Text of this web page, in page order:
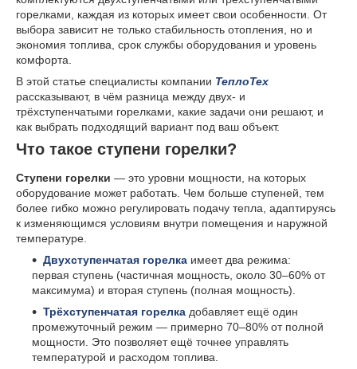
горелками, каждая из которых имеет свои особенности. От
выбора зависит не только стабильность отопления, но и
экономия топлива, срок службы оборудования и уровень
комфорта.
В этой статье специалисты компании ТеплоТех
рассказывают, в чём разница между двух- и
трёхступенчатыми горелками, какие задачи они решают, и
как выбрать подходящий вариант под ваш объект.
Что такое ступени горелки?
Ступени горелки — это уровни мощности, на которых
оборудование может работать. Чем больше ступеней, тем
более гибко можно регулировать подачу тепла, адаптируясь
к изменяющимся условиям внутри помещения и наружной
температуре.
Двухступенчатая горелка имеет два режима:
первая ступень (частичная мощность, около 30–60% от
максимума) и вторая ступень (полная мощность).
Трёхступенчатая горелка добавляет ещё один
промежуточный режим — примерно 70–80% от полной
мощности. Это позволяет ещё точнее управлять
температурой и расходом топлива.